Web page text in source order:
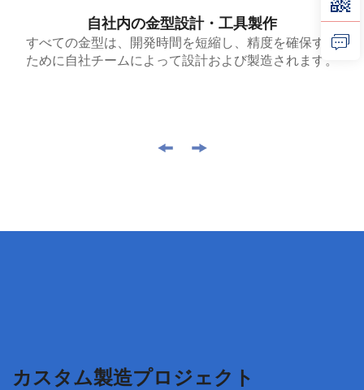
自社内の金型設計・工具製作
すべての金型は、開発時間を短縮し、精度を確保する
ために自社チームによって設計および製造されます。
カスタム製造プロジェクト